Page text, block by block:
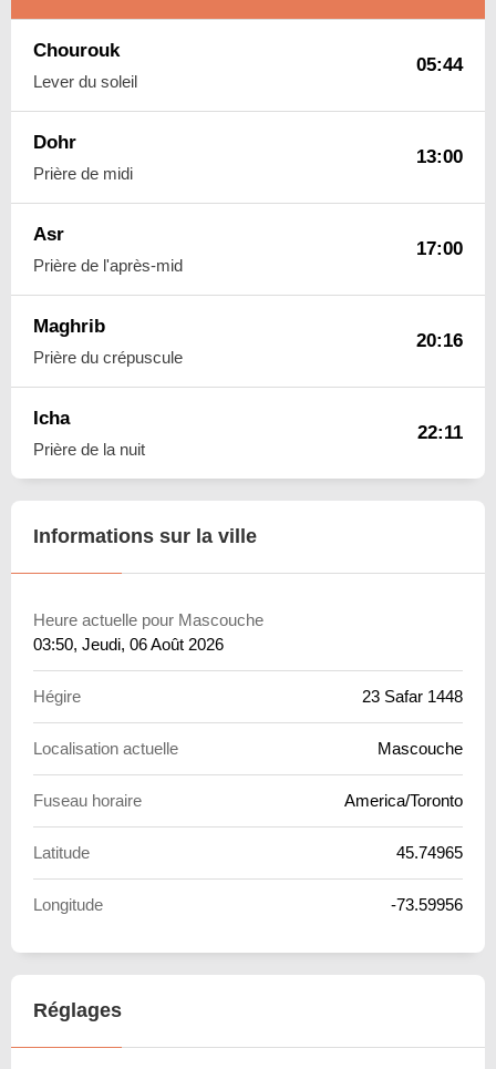
Chourouk
Lever du soleil
05:44
Dohr
Prière de midi
13:00
Asr
Prière de l'après-mid
17:00
Maghrib
Prière du crépuscule
20:16
Icha
Prière de la nuit
22:11
Informations sur la ville
Heure actuelle pour Mascouche
03:50, Jeudi, 06 Août 2026
Hégire 23 Safar 1448
Localisation actuelle Mascouche
Fuseau horaire America/Toronto
Latitude 45.74965
Longitude -73.59956
Réglages